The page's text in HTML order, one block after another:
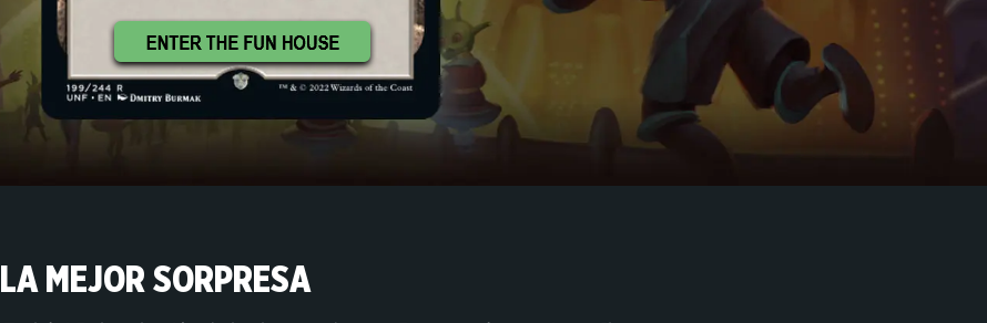
LA MEJOR SORPRESA